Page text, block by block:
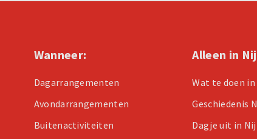
Wanneer:
Dagarrangementen
Avondarrangementen
Buitenactiviteiten
Alleen in
Wat te doen
Geschiedenis
Dagje uit in